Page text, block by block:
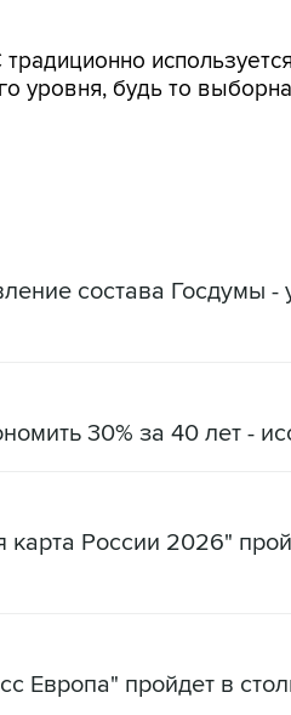
уровня, будь то
состава Госдумы -
30% за 40 лет -
России 2026"
Европа" пройдет в